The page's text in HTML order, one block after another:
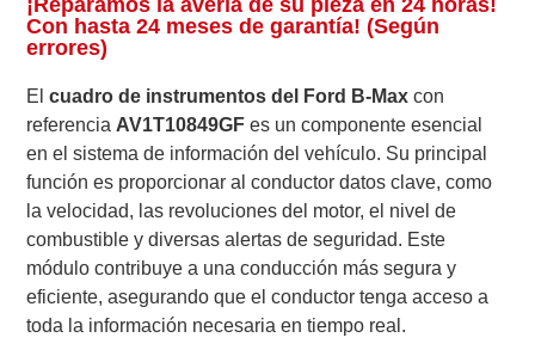
Con hasta 24 meses de garantía! (Según
errores)
Elcuadro de instrumentos del Ford B-Max con
referencia AV1T10849GF es un componente esencial
en el sistema de información del vehículo. Su principal
función es proporcionar al conductor datos clave, como
la velocidad, las revoluciones del motor, el nivel de
combustible y diversas alertas de seguridad. Este
módulo contribuye a una conducción más segura y
eficiente, asegurando que el conductor tenga acceso a
toda la información necesaria en tiempo real.